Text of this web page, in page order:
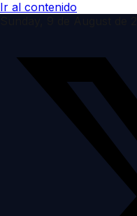
Ir al contenido